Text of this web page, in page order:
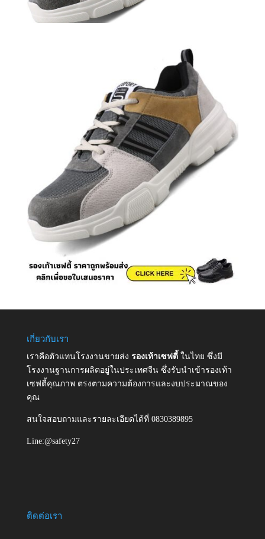
เกี่ยวกับเรา
เราคือตัวแทนโรงงานขายส่ง รองเท้าเซฟตี้ ในไทย ซึ่งมี
โรงงานฐานการผลิตอยู่ในประเทศจีน ซึ่งรับนำเข้ารองเท้า
เซฟตี้คุณภาพ ตรงตามความต้องการและงบประมาณของ
คุณ
สนใจสอบถามและรายละเอียดได้ที่ 0830389895
Line:@safety27
ติดต่อเรา